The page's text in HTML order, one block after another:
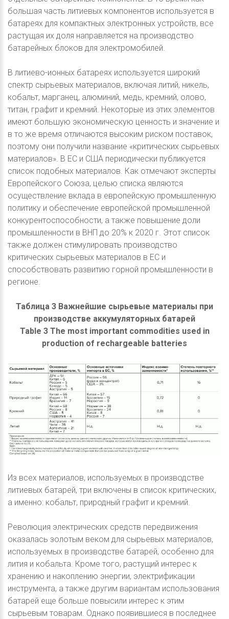
большая часть литиевых компонентов используется в
батареях для компактных электронных устройств, все
растущая их доля направляется на производство
батарейных блоков для электромобилей.
В литиево-ионных батареях используется широкий
спектр сырьевых материалов, включая литий, никель,
кобальт, марганец, алюминий, медь, кремний, олово,
титан, графит и кремний. Некоторые из этих элементов
имеют большую экономическую ценность и значение и
в то же время отличаются высоким риском поставок,
поэтому они получили название «критических сырьевых
материалов». В ЕС и США периодически публикуется
список подобных материалов. Как отмечают эксперты
Европейского Союза, целью списка являются
осуществление вклада в европейскую промышленную
политику и обеспечение европейской промышленной
конкурентоспособности, а также повышение доли
промышленности в ВНП до 20% к 2020 г. Этот список
также должен стимулировать производство
критических сырьевых материалов в ЕС и
способствовать развитию горной промышленности в
регионе.
Таблица 3 Важнейшие сырьевые материалы при
производстве аккумуляторных батарей
Table 3 The most important commodities used in
production of rechargeable batteries
Из всех материалов, используемых в производстве
литиевых батарей, три включены в список критических,
а именно: кобальт, природный графит и кремний.
Революция электрических средств передвижения
оказалась золотым веком для сырьевых материалов,
используемых в производстве батарей, особенно для
лития и кобальта. Кроме того, растущий интерес к
хранению и накоплению энергии, электрификации
инструмента, а также другим вариантам использования
батарей еще больше повысили интерес к этим
сырьевым товарам. Однако появившиеся в последнее